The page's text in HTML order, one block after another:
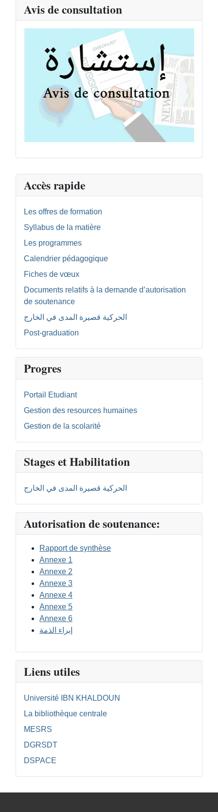
Accès rapide
Les offres de formation
Syllabus de la matière
Les programmes
Calendrier pédagogique
Fiches de vœux
Documents relatifs à la demande d’autorisation
de soutenance
الحركية قصيرة المدى في الخارج
Post-graduation
Progres
Portail Etudiant
Gestion des resources humaines
Gestion de la scolarité
Stages et Habilitation
الحركية قصيرة المدى في الخارج
Autorisation de soutenance:
Rapport de synthèse
Annexe 1
Annexe 2
Annexe 3
Annexe 4
Annexe 5
Annexe 6
إبراء الذمة
Liens utiles
Université IBN KHALDOUN
La bibliothèque centrale
MESRS
DGRSDT
DSPACE
Avis de consultation